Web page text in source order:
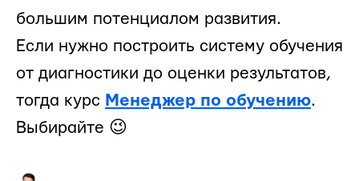
большим потенциалом развития.
Если нужно построить систему обучения
от диагностики до оценки результатов,
тогда курс Менеджер по обучению.
Выбирайте 😉